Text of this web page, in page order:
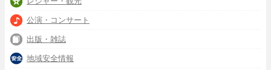
公演・コンサート
出版・雑誌
地域安全情報